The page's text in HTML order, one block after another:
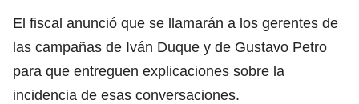
El fiscal anunció que se llamarán a los gerentes de
las campañas de Iván Duque y de Gustavo Petro
para que entreguen explicaciones sobre la
incidencia de esas conversaciones.